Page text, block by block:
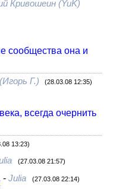
Кривошеин (YuK)
сообщества она и
Г.) (28.03.08 12:35)
всегда очернить
13:23)
(27.03.08 21:57)
-Julia (27.03.08 22:14)